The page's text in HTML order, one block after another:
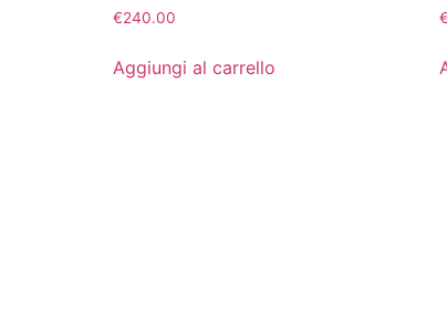
€240.00
Aggiungi al carrello
€